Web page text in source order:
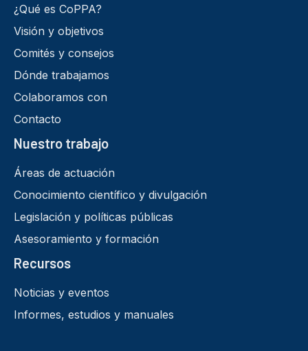
¿Qué es CoPPA?
Visión y objetivos
Comités y consejos
Dónde trabajamos
Colaboramos con
Contacto
Nuestro trabajo
Áreas de actuación
Conocimiento científico y divulgación
Legislación y políticas públicas
Asesoramiento y formación
Recursos
Noticias y eventos
Informes, estudios y manuales